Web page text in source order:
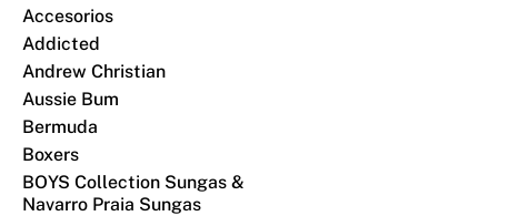
Accesorios
Addicted
Andrew Christian
Aussie Bum
Bermuda
Boxers
BOYS Collection Sungas &
Navarro Praia Sungas